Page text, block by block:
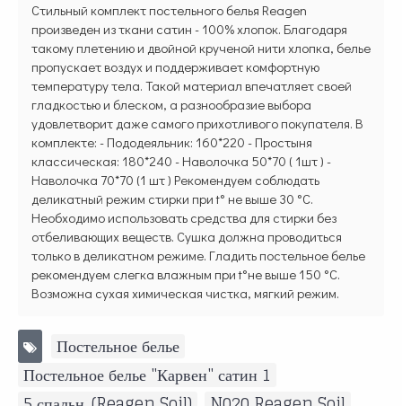
Стильный комплект постельного белья Reagen
произведен из ткани сатин - 100% хлопок. Благодаря
такому плетению и двойной крученой нити хлопка, белье
пропускает воздух и поддерживает комфортную
температуру тела. Такой материал впечатляет своей
гладкостью и блеском, а разнообразие выбора
удовлетворит даже самого прихотливого покупателя. В
комплекте: - Пододеяльник: 160*220 - Простыня
классическая: 180*240 - Наволочка 50*70 ( 1шт ) -
Наволочка 70*70 (1 шт ) Рекомендуем соблюдать
деликатный режим стирки при t° не выше 30 °C.
Необходимо использовать средства для стирки без
отбеливающих веществ. Сушка должна проводиться
только в деликатном режиме. Гладить постельное белье
рекомендуем слегка влажным при t°не выше 150 °C.
Возможна сухая химическая чистка, мягкий режим.
Постельное белье
Постельное белье "Карвен" сатин 1